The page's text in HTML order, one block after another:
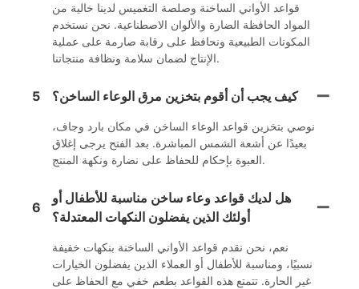
قواعد الأواني الساخنة وصلصة التغميس لدينا خالية من
المواد الحافظة الضارة والألوان الاصطناعية. نحن نستخدم
المكونات الطبيعية ونحافظ على رقابة صارمة على عملية
الإنتاج لضمان سلامة ونظافة منتجاتنا.
5 كيف يجب أن أقوم بتخزين مرق الوعاء الساخن؟
نوصي بتخزين قواعد الوعاء الساخن في مكان بارد وجاف،
بعيدًا عن أشعة الشمس المباشرة. بعد الفتح يرجى إغلاق
العبوة بإحكام للحفاظ على نضارة ونكهة المنتج.
6
هل لديك قواعد وعاء ساخن مناسبة للأطفال أو
أولئك الذين يفضلون النكهات المعتدلة؟
نعم، نحن نقدم قواعد الأواني الساخنة بنكهات خفيفة
نسبيًا، ومناسبة للأطفال أو العملاء الذين يفضلون الخيارات
غير الحارة. تتمتع هذه القواعد بطعم خفي مع الحفاظ على